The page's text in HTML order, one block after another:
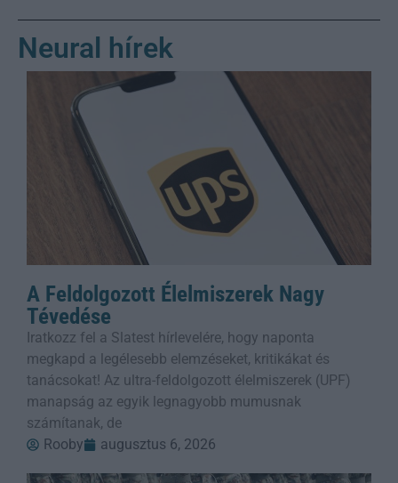
Neural hírek
A Feldolgozott Élelmiszerek Nagy
Tévedése
Iratkozz fel a Slatest hírlevelére, hogy naponta
megkapd a legélesebb elemzéseket, kritikákat és
tanácsokat! Az ultra-feldolgozott élelmiszerek (UPF)
manapság az egyik legnagyobb mumusnak
számítanak, de
Rooby
augusztus 6, 2026